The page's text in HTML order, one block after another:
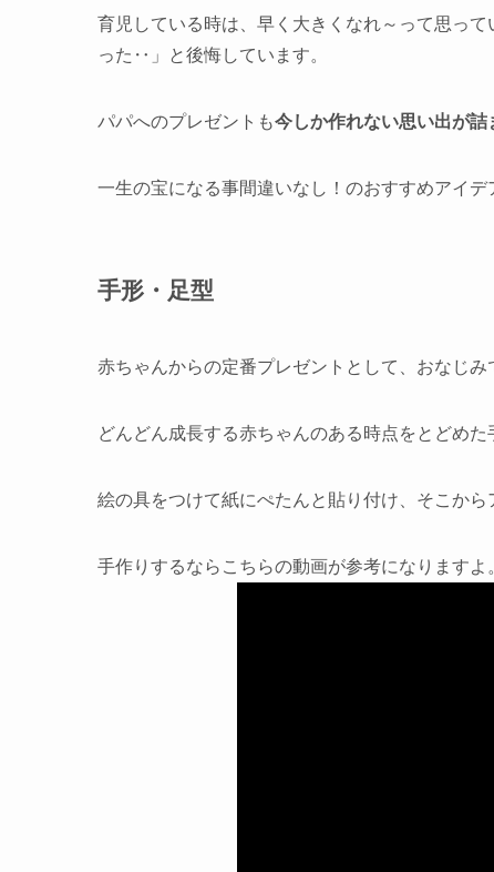
育児している時は、早く大きくなれ～って思っ
った‥」と後悔しています。
パパへのプレゼントも今しか作れない思い出が詰
一生の宝になる事間違いなし！のおすすめアイデ
手形・足型
赤ちゃんからの定番プレゼントとして、おなじみ
どんどん成長する赤ちゃんのある時点をとどめた
絵の具をつけて紙にぺたんと貼り付け、そこから
手作りするならこちらの動画が参考になりますよ